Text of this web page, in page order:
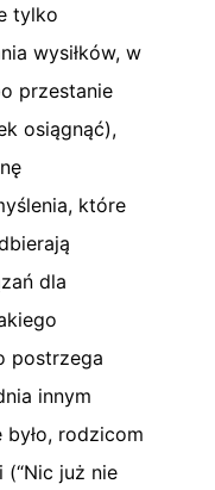
tylko
wysiłków, w
przestanie
osiągnąć),
które
dla
postrzega
innym
było, rodzicom
(“Nic już nie